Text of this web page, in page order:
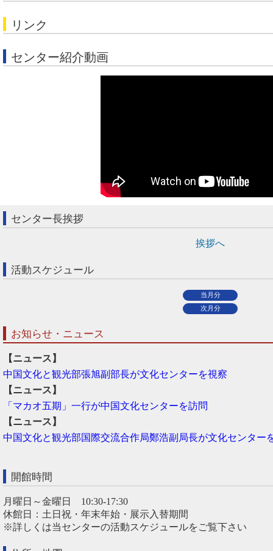
リンク
センター紹介動画
センター長挨拶
挨拶へ
活動スケジュール
当月分
次月分
お知らせ・ニュース
【ニュース】
中国文化と観光部張旭副部長が文化センターを視察
【ニュース】
「マカオ五期」一行が中国文化センターを訪問
【ニュース】
中国文化と観光部国際交流合作局鄭浩副局長が文化センター
開館時間
月曜日～金曜日 10:30-17:30
休館日：土日祝・年末年始・展示入替期間
※詳しくは当センターの活動スケジュールをご覧下さい